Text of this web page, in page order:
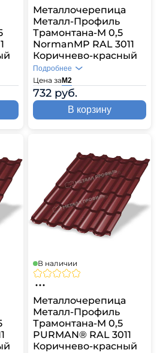
Металлочерепица
Металл-Профиль
Трамонтана-M 0,5
NormanMP RAL 3011
Коричнево-красный
Цена заМ2
732 руб.
Подробнее
В корзину
В наличии
Металлочерепица
Металл-Профиль
Трамонтана-M 0,5
PURMAN® RAL 3011
Коричнево-красный